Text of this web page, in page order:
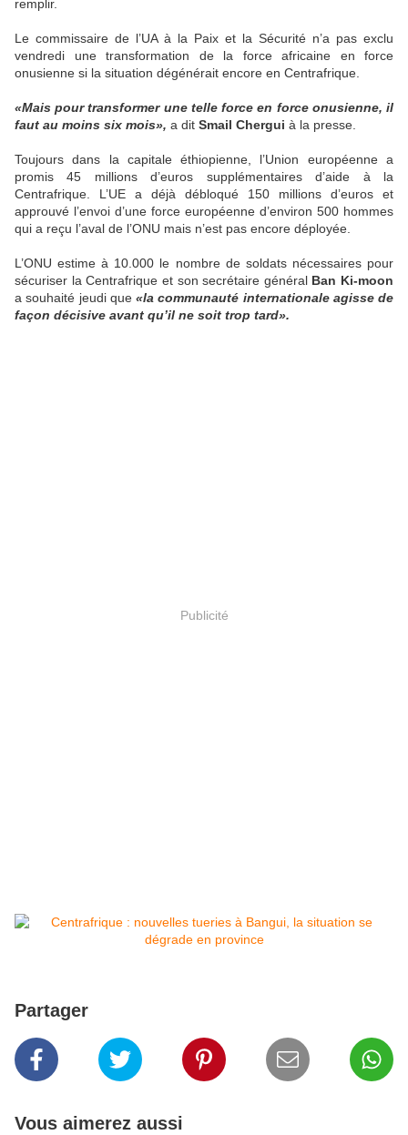
remplir.
Le commissaire de l’UA à la Paix et la Sécurité n’a pas exclu
vendredi une transformation de la force africaine en force
onusienne si la situation dégénérait encore en Centrafrique.
«Mais pour transformer une telle force en force onusienne, il
faut au moins six mois», a dit Smail Chergui à la presse.
Toujours dans la capitale éthiopienne, l’Union européenne a
promis 45 millions d’euros supplémentaires d’aide à la
Centrafrique. L’UE a déjà débloqué 150 millions d’euros et
approuvé l’envoi d’une force européenne d’environ 500 hommes
qui a reçu l’aval de l’ONU mais n’est pas encore déployée.
L’ONU estime à 10.000 le nombre de soldats nécessaires pour
sécuriser la Centrafrique et son secrétaire général Ban Ki-moon
a souhaité jeudi que «la communauté internationale agisse de
façon décisive avant qu’il ne soit trop tard».
Publicité
Partager
Vous aimerez aussi